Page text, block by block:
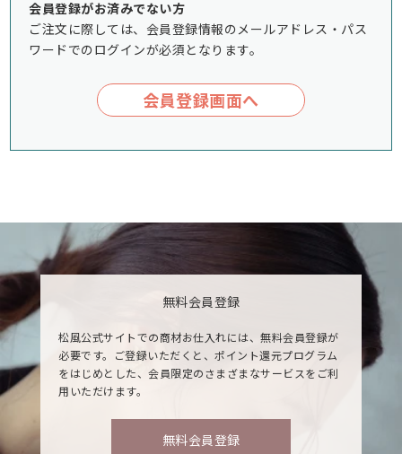
会員登録がお済みでない方
ご注文に際しては、会員登録情報のメールアドレス・パス
ワードでのログインが必須となります。
会員登録画面へ
無料会員登録
松風公式サイトでの商材お仕入れには、無料会員登録が
必要です。ご登録いただくと、ポイント還元プログラム
をはじめとした、会員限定のさまざまなサービスをご利
用いただけます。
無料会員登録